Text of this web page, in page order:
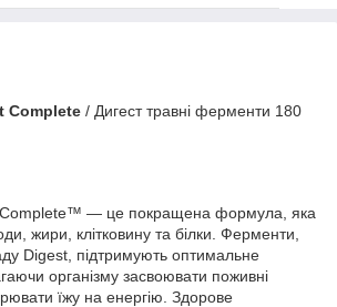
Complete / Дигест травні ферменти 180
Complete™ — це покращена формула, яка
жири, клітковину та білки. Ферменти,
Digest, підтримують оптимальне
організму засвоювати поживні
їжу на енергію. Здорове